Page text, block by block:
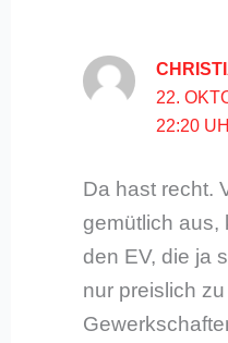
22.
22:20
Da hast recht.
gemütlich aus,
den EV, die ja
nur preislich